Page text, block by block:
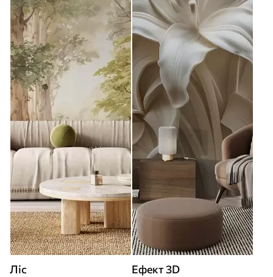
Ліс Ефект 3D